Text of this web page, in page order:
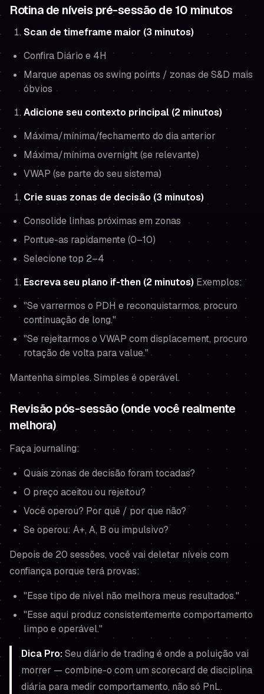
Rotina de níveis pré-sessão de 10 minutos
Scan de timeframe maior (3 minutos)
Confira Diário e 4H
Marque apenas os swing points / zonas de S&D mais
óbvios
Adicione seu contexto principal (2 minutos)
Máxima/mínima/fechamento do dia anterior
Máxima/mínima overnight (se relevante)
VWAP (se parte do seu sistema)
Crie suas zonas de decisão (3 minutos)
Consolide linhas próximas em zonas
Pontue-as rapidamente (0–10)
Selecione top 2–4
Escreva seu plano if-then (2 minutos) Exemplos:
"Se varrermos o PDH e reconquistarmos, procuro
continuação de long."
"Se rejeitarmos o VWAP com displacement, procuro
rotação de volta para value."
Mantenha simples. Simples é operável.
Revisão pós-sessão (onde você realmente
melhora)
Faça journaling:
Quais zonas de decisão foram tocadas?
O preço aceitou ou rejeitou?
Você operou? Por quê / por que não?
Se operou: A+, A, B ou impulsivo?
Depois de 20 sessões, você vai deletar níveis com
confiança porque terá provas:
"Esse tipo de nível não melhora meus resultados."
"Esse aqui produz consistentemente comportamento
limpo e operável."
Dica Pro:Seu diário de trading é onde a poluição vai
morrer — combine-o com um scorecard de disciplina
diária para medir comportamento, não só PnL.